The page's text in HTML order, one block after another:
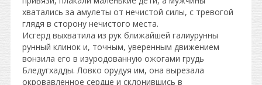
хватались за амулеты от нечистой силы, с тревогой
глядя в сторону нечистого места.
Исгерд выхватила из рук ближайшей галиурунны
рунный клинок и, точным, уверенным движением
вонзила его в изуродованную ожогами грудь
Бледугхадды. Ловко орудуя им, она вырезала
окровавленное сердце и склонившись в